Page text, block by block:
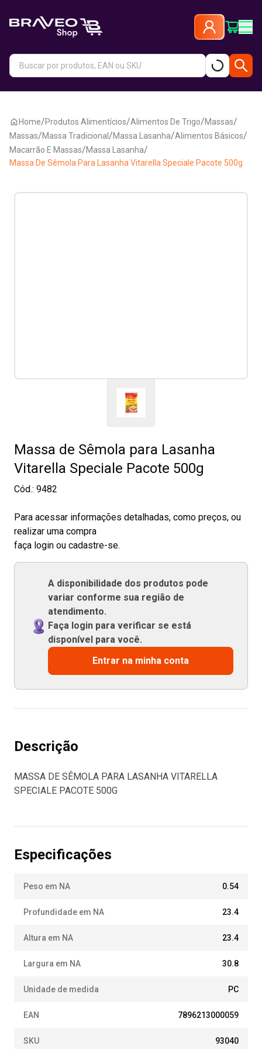
Home/Produtos Alimentícios/Alimentos De Trigo/Massas/
Massas/Massa Tradicional /Massa Lasanha/Alimentos Básicos/
Macarrão E Massas/Massa Lasanha/
Massa De Sêmola Para Lasanha Vitarella Speciale Pacote 500g
Massa de Sêmola para Lasanha
Vitarella Speciale Pacote 500g
Cód.: 9482
Para acessar informações detalhadas, como preços, ou
realizar uma compra
faça login ou cadastre-se.
A disponibilidade dos produtos pode
variar conforme sua região de
atendimento.
Faça login para verificar se está
disponível para você.
Entrar na minha conta
Descrição
MASSA DE SÊMOLA PARA LASANHA VITARELLA
SPECIALE PACOTE 500G
Especificações
Peso em NA 0.54
Profundidade em NA 23.4
Altura em NA 23.4
Largura em NA 30.8
Unidade de medida PC
EAN 7896213000059
SKU 93040